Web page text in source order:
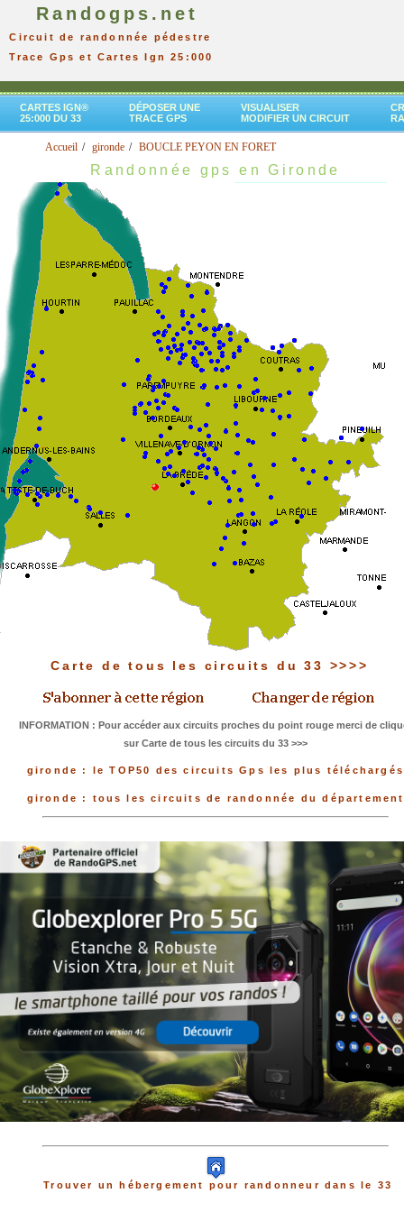
Randogps.net
Circuit de randonnée pédestre
Trace Gps et Cartes Ign 25:000
CARTES IGN®
25:000 DU 33
DÉPOSER UNE
TRACE GPS
VISUALISER
MODIFIER UN CIRCUIT
Accueil gironde BOUCLE PEYON EN FORET
Randonnée gps en Gironde
Carte de tous les circuits du 33 >>>>
INFORMATION : Pour accéder aux circuits proches du point rouge merci de
sur Carte de tous les circuits du 33 >>>
gironde : le TOP50 des circuits Gps les plus téléchargés
gironde : tous les circuits de randonnée du département
Trouver un hébergement pour randonneur dans le 33